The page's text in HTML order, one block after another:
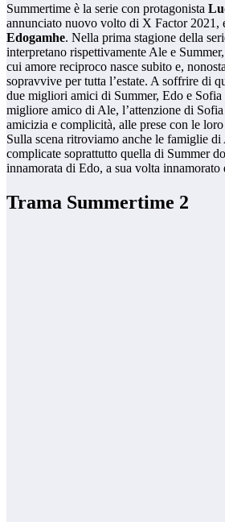
Summertime è la serie con protagonista
annunciato nuovo volto di X Factor 2021,
Edogamhe. Nella prima stagione della
interpretano rispettivamente Ale e
cui amore reciproco nasce subito e,
sopravvive per tutta l’estate. A soffrire di
due migliori amici di Summer, Edo e
migliore amico di Ale, l’attenzione di
amicizia e complicità, alle prese con le
Sulla scena ritroviamo anche le famiglie di
complicate soprattutto quella di Summer
innamorata di Edo, a sua volta innamorato
Trama Summertime 2